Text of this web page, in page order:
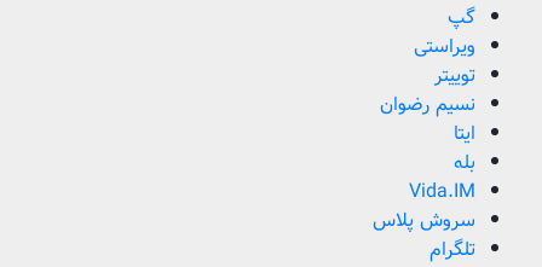
گپ
ویراستی
توییتر
نسیم رضوان
ایتا
بله
Vida.IM
سروش پلاس
تلگرام